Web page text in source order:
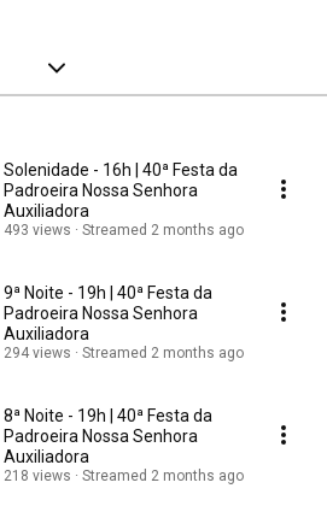
Solenidade - 16h | 40ª Festa da
Padroeira Nossa Senhora
Auxiliadora
493 views Streamed 2 months ago
9ª Noite - 19h | 40ª Festa da
Padroeira Nossa Senhora
Auxiliadora
294 views Streamed 2 months ago
8ª Noite - 19h | 40ª Festa da
Padroeira Nossa Senhora
Auxiliadora
218 views Streamed 2 months ago